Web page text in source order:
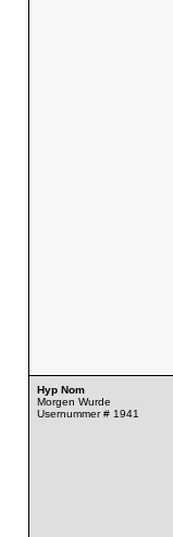
Hyp Nom
Morgen Wurde
Usernummer # 1941